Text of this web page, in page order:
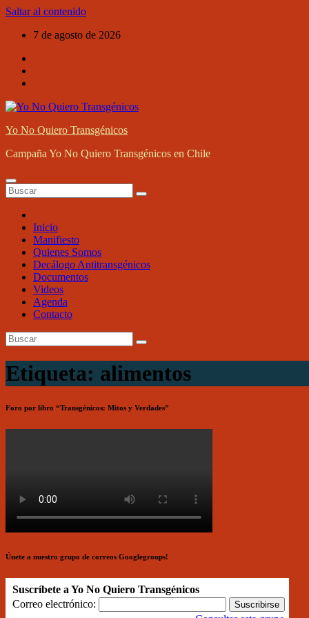
Saltar al contenido
7 de agosto de 2026
Yo No Quiero Transgénicos
Campaña Yo No Quiero Transgénicos en Chile
Inicio
Manifiesto
Quienes Somos
Decálogo Antitransgénicos
Documentos
Videos
Agenda
Contacto
Etiqueta: alimentos
Foro por libro “Transgénicos: Mitos y Verdades”
Únete a nuestro grupo de correos Googlegroups!
Suscríbete a Yo No Quiero Transgénicos
Correo electrónico: